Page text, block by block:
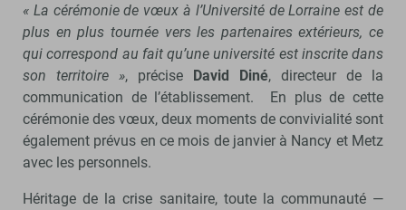
« La cérémonie de vœux à l’Université de Lorraine est de
plus en plus tournée vers les partenaires extérieurs, ce
qui correspond au fait qu’une université est inscrite dans
son territoire », précise David Diné, directeur de la
communication de l’établissement. En plus de cette
cérémonie des vœux, deux moments de convivialité sont
également prévus en ce mois de janvier à Nancy et Metz
avec les personnels.
Héritage de la crise sanitaire, toute la communauté —